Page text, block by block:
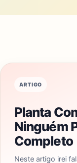
ARTIGO
Planta
Ninguém
Completo
Neste artigo irei